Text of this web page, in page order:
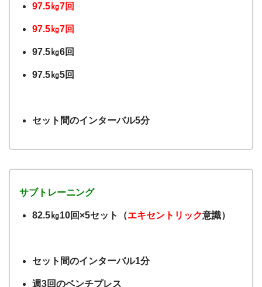
97.5㎏7回
97.5㎏7回
97.5㎏6回
97.5㎏5回
セット間のインターバル5分
サブトレーニング
82.5㎏10回×5セット（エキセントリック意識）
セット間のインターバル1分
週3回のベンチプレス